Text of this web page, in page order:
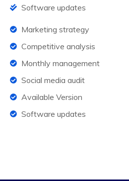
Software updates
Marketing strategy
Competitive analysis
Monthly management
Social media audit
Available Version
Software updates